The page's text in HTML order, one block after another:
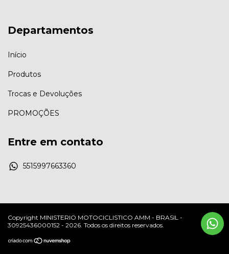
Departamentos
Início
Produtos
Trocas e Devoluções
PROMOÇÕES
Entre em contato
5515997663360
Copyright MINISTERIO MOTOCICLISTICO AMM - BRASIL -
30925436000152 - 2026. Todos os direitos reservados.